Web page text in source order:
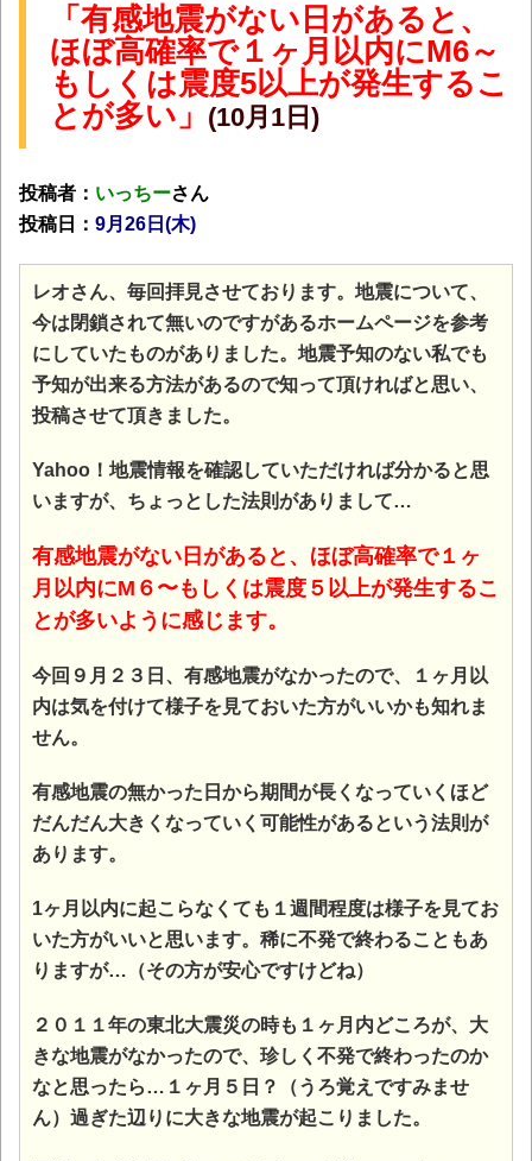
「有感地震がない日があると、
ほぼ高確率で１ヶ月以内にM6～
もしくは震度5以上が発生するこ
とが多い」 (10月1日)
投稿者： いっちーさん
投稿日： 9月26日(木)
レオさん、毎回拝見させております。地震について、
今は閉鎖されて無いのですがあるホームページを参考
にしていたものがありました。地震予知のない私でも
予知が出来る方法があるので知って頂ければと思い、
投稿させて頂きました。
Yahoo！地震情報を確認していただければ分かると思
いますが、ちょっとした法則がありまして…
有感地震がない日があると、ほぼ高確率で１ヶ
月以内にM６〜もしくは震度５以上が発生するこ
とが多いように感じます。
今回９月２３日、有感地震がなかったので、１ヶ月以
内は気を付けて様子を見ておいた方がいいかも知れま
せん。
有感地震の無かった日から期間が長くなっていくほど
だんだん大きくなっていく可能性があるという法則が
あります。
1ヶ月以内に起こらなくても１週間程度は様子を見てお
いた方がいいと思います。稀に不発で終わることもあ
りますが…（その方が安心ですけどね）
２０１１年の東北大震災の時も１ヶ月内どころが、大
きな地震がなかったので、珍しく不発で終わったのか
なと思ったら…１ヶ月５日？（うろ覚えですみませ
ん）過ぎた辺りに大きな地震が起こりました。